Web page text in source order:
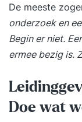
staat om
het journaille
kritische
is dat het de
stimuleert.
De meeste
onderzoek en
Begin er niet.
ermee bezig is.
Doe wat